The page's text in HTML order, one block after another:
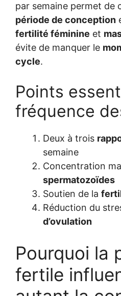
par semaine permet de
période de conception
fertilité féminine et
évite de manquer le
cycle.
Points
fréquence
Deux à trois
semaine
Concentration
spermatozoïdes
Soutien de la
Réduction du
d’ovulation
Pourquoi la
fertile